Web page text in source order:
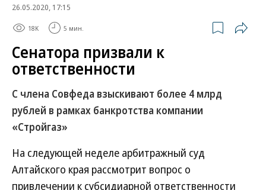
26.05.2020, 17:15
18K 5 мин.
Сенатора призвали к
ответственности
С члена Совфеда взыскивают более 4 млрд
рублей в рамках банкротства компании
«Стройгаз»
На следующей неделе арбитражный суд
Алтайского края рассмотрит вопрос о
привлечении к субсидиарной ответственности